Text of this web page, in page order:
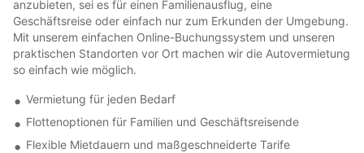
anzubieten, sei es für einen Familienausflug, eine
Geschäftsreise oder einfach nur zum Erkunden der Umgebung.
Mit unserem einfachen Online-Buchungssystem und unseren
praktischen Standorten vor Ort machen wir die Autovermietung
so einfach wie möglich.
Vermietung für jeden Bedarf
Flottenoptionen für Familien und Geschäftsreisende
Flexible Mietdauern und maßgeschneiderte Tarife